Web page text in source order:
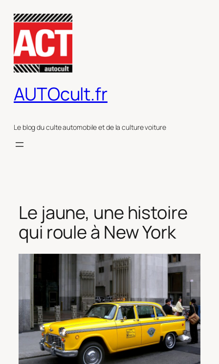
contenu
AUTOcult.fr
Le blog du culte automobile et de la culture voiture
Le jaune, une histoire
qui roule à New York